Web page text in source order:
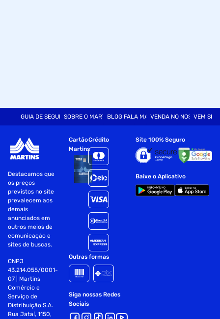
GUIA DE SEGURANÇASOBRE O MARTINSBLOG FALA MARTVENDA NO NOSSO SITE
VEM SER
Destacamos que
os preços
previstos no site
prevalecem aos
demais
anunciados em
outros meios de
comunicação e
sites de buscas.
CNPJ
43.214.055/0001-
07 | Martins
Comércio e
Serviço de
Distribuição S.A.
Rua Jataí, 1150,
Cartão
Martins
Crédito
Outras formas
Siga nossas Redes
Sociais
Site 100% Seguro
Baixe o Aplicativo